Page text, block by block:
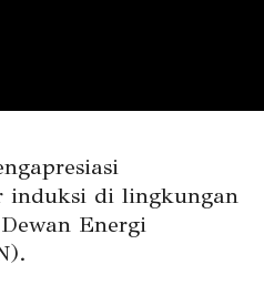
induksi di lingkungan
Energi